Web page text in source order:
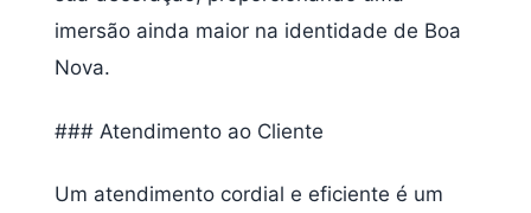
imersão ainda maior na identidade de Boa
Nova.
### Atendimento ao Cliente
Um atendimento cordial e eficiente é um